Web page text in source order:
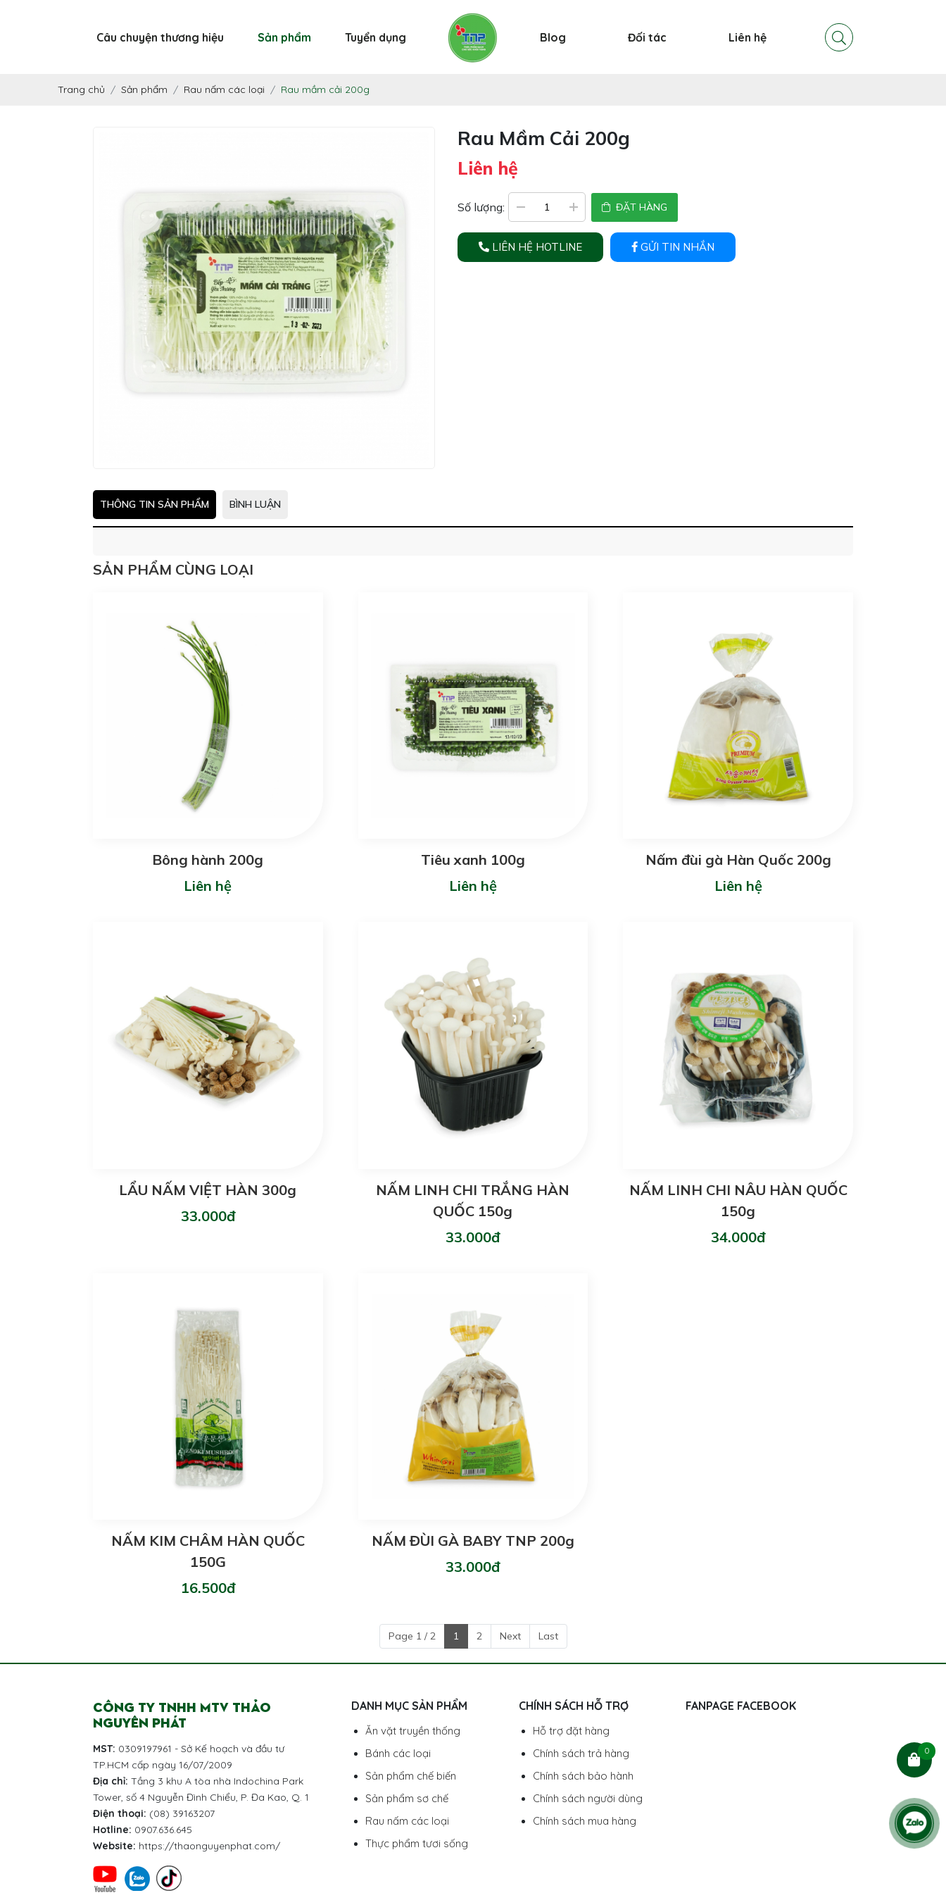
Câu chuyện thương hiệu Sản phẩm Tuyển dụng Blog Đối tác Liên hệ
Trang chủ Sản phẩm Rau nấm các loại Rau mầm cải 200g
Rau Mầm Cải 200g
Liên hệ
Số lượng: ĐẶT HÀNG
LIÊN HỆ HOTLINE GỬI TIN NHẮN
THÔNG TIN SẢN PHẨM BÌNH LUẬN
SẢN PHẨM CÙNG LOẠI
Bông hành 200g
Liên hệ
Tiêu xanh 100g
Liên hệ
Nấm đùi gà Hàn Quốc 200g
Liên hệ
LẨU NẤM VIỆT HÀN 300g
33.000đ
NẤM LINH CHI TRẮNG HÀN
QUỐC 150g
33.000đ
NẤM LINH CHI NÂU HÀN QUỐC
150g
34.000đ
NẤM KIM CHÂM HÀN QUỐC
150G
16.500đ
NẤM ĐÙI GÀ BABY TNP 200g
33.000đ
Page 1 / 2 1 2 Next Last
CÔNG TY TNHH MTV THẢO
NGUYÊN PHÁT
MST: 0309197961 - Sở Kế hoạch và đầu tư
TP.HCM cấp ngày 16/07/2009
Địa chỉ: Tầng 3 khu A tòa nhà Indochina Park
Tower, số 4 Nguyễn Đình Chiểu, P. Đa Kao, Q. 1
Điện thoại: (08) 39163207
Hotline: 0907.636.645
Website: https://thaonguyenphat.com/
DANH MỤC SẢN PHẨM
Ăn vặt truyền thống
Bánh các loại
Sản phẩm chế biến
Sản phẩm sơ chế
Rau nấm các loại
Thực phẩm tươi sống
CHÍNH SÁCH HỖ TRỢ
Hỗ trợ đặt hàng
Chính sách trả hàng
Chính sách bảo hành
Chính sách người dùng
Chính sách mua hàng
FANPAGE FACEBOOK
0